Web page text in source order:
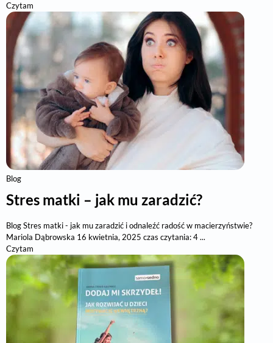
Czytam
Blog
Stres matki – jak mu zaradzić?
Blog Stres matki - jak mu zaradzić i odnaleźć radość w macierzyństwie?
Mariola Dąbrowska 16 kwietnia, 2025 czas czytania: 4 ...
Czytam